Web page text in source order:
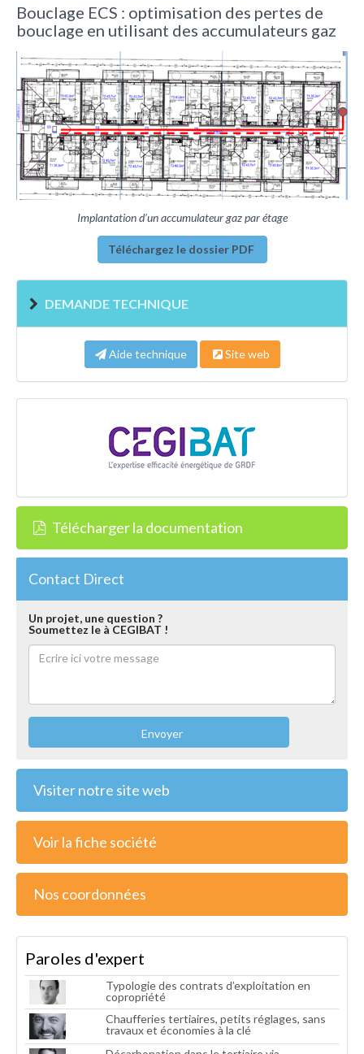
Bouclage ECS : optimisation des pertes de
bouclage en utilisant des accumulateurs gaz
Implantation d’un accumulateur gaz par étage
Téléchargez le dossier PDF
DEMANDE TECHNIQUE
Aide technique Site web
Télécharger la documentation
Contact Direct
Un projet, une question ?
Soumettez le à CEGIBAT !
Envoyer
Visiter notre site web
Voir la fiche société
Nos coordonnées
Paroles d'expert
Typologie des contrats d’exploitation en
copropriété
Chaufferies tertiaires, petits réglages, sans
travaux et économies à la clé